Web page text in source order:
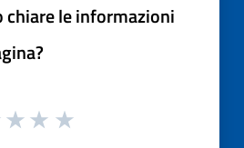
chiare le informazioni